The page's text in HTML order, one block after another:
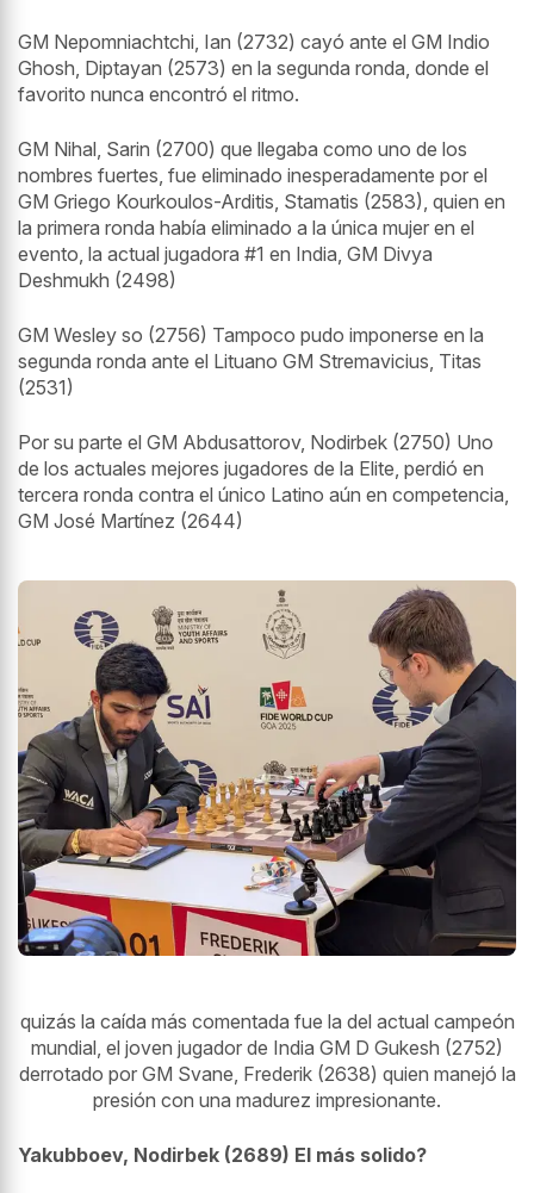
GM Nepomniachtchi, Ian (2732) cayó ante el GM Indio
Ghosh, Diptayan (2573) en la segunda ronda, donde el
favorito nunca encontró el ritmo.
GM Nihal, Sarin (2700) que llegaba como uno de los
nombres fuertes, fue eliminado inesperadamente por el
GM Griego Kourkoulos-Arditis, Stamatis (2583), quien en
la primera ronda había eliminado a la única mujer en el
evento, la actual jugadora #1 en India, GM Divya
Deshmukh (2498)
GM Wesley so (2756) Tampoco pudo imponerse en la
segunda ronda ante el Lituano GM Stremavicius, Titas
(2531)
Por su parte el GM Abdusattorov, Nodirbek (2750) Uno
de los actuales mejores jugadores de la Elite, perdió en
tercera ronda contra el único Latino aún en competencia,
GM José Martínez (2644)
quizás la caída más comentada fue la del actual campeón
mundial, el joven jugador de India GM D Gukesh (2752)
derrotado por GM Svane, Frederik (2638) quien manejó la
presión con una madurez impresionante.
Yakubboev, Nodirbek (2689) El más solido?